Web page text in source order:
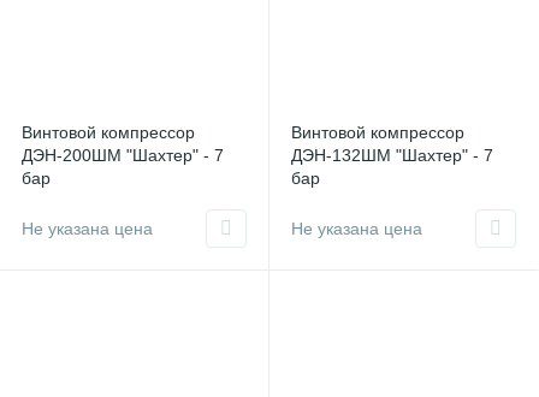
Винтовой компрессор
ДЭН-200ШМ "Шахтер" - 7
бар
Не указана цена
Винтовой компрессор
ДЭН-132ШМ "Шахтер" - 7
бар
Не указана цена